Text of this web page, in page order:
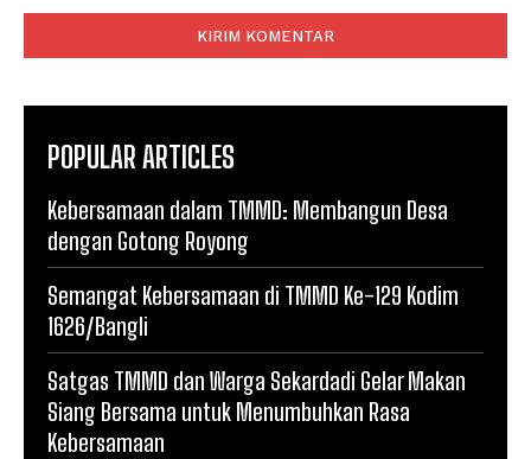
POPULAR ARTICLES
Kebersamaan dalam TMMD: Membangun Desa
dengan Gotong Royong
Semangat Kebersamaan di TMMD Ke-129 Kodim
1626/Bangli
Satgas TMMD dan Warga Sekardadi Gelar Makan
Siang Bersama untuk Menumbuhkan Rasa
Kebersamaan